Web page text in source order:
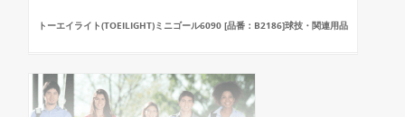
トーエイライト(TOEILIGHT)ミニゴール6090 [品番：B2186]球技・関連用品